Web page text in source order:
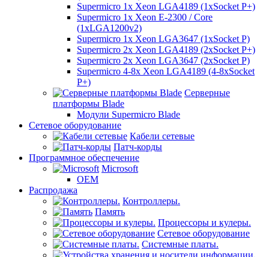
Supermicro 1x Xeon LGA4189 (1xSocket P+)
Supermicro 1x Xeon E-2300 / Core
(1xLGA1200v2)
Supermicro 1x Xeon LGA3647 (1xSocket P)
Supermicro 2x Xeon LGA4189 (2xSocket P+)
Supermicro 2x Xeon LGA3647 (2xSocket P)
Supermicro 4-8x Xeon LGA4189 (4-8xSocket
P+)
Серверные
платформы Blade
Модули Supermicro Blade
Сетевое оборудование
Кабели сетевые
Патч-корды
Программное обеспечение
Microsoft
OEM
Распродажа
Контроллеры.
Память
Процессоры и кулеры.
Сетевое оборудование
Системные платы.